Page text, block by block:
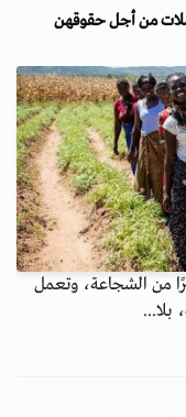
من الشجاعة، وتعمل
بلا...